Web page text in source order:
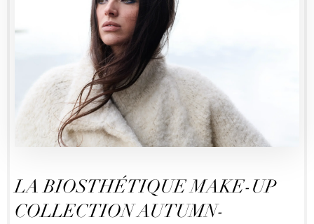
LA BIOSTHÉTIQUE MAKE-UP
COLLECTION AUTUMN-